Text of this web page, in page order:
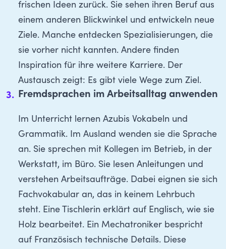
frischen Ideen zurück. Sie sehen ihren Beruf aus
einem anderen Blickwinkel und entwickeln neue
Ziele. Manche entdecken Spezialisierungen, die
sie vorher nicht kannten. Andere finden
Inspiration für ihre weitere Karriere. Der
Austausch zeigt: Es gibt viele Wege zum Ziel.
Fremdsprachen im Arbeitsalltag anwenden
Im Unterricht lernen Azubis Vokabeln und
Grammatik. Im Ausland wenden sie die Sprache
an. Sie sprechen mit Kollegen im Betrieb, in der
Werkstatt, im Büro. Sie lesen Anleitungen und
verstehen Arbeitsaufträge. Dabei eignen sie sich
Fachvokabular an, das in keinem Lehrbuch
steht. Eine Tischlerin erklärt auf Englisch, wie sie
Holz bearbeitet. Ein Mechatroniker bespricht
auf Französisch technische Details. Diese